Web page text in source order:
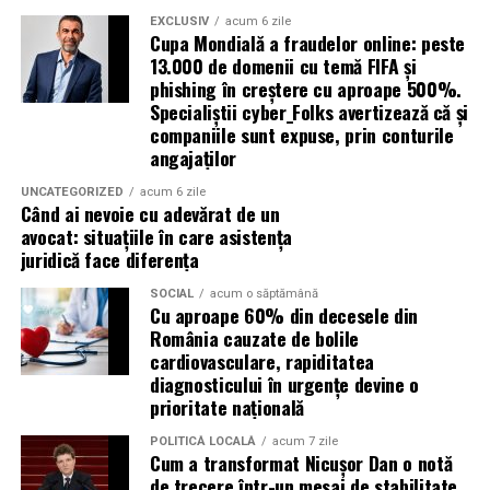
Avantaje:
compatibilitate cu DPF;
protecție pentru turbocompresor;
reducerea depunerilor;
stabilitate la temperaturi ridicate;
protecție împotriva uzurii.
Aceste caracteristici îl recomandă pentru utilizarea pe
numeroase motoare diesel Euro 5 și Euro 6.
Este potrivit pentru motoarele pe benzină?
Motoarele moderne pe benzină solicită intens uleiul, în
special cele echipate cu:
tradiționale.
Aceste toalete sunt echipate cu ventilație
corespunzătoare pentru a preveni mirosurile neplăcute
și pot include facilități suplimentare, cum ar fi iluminare
solară sau podele antiderapante. De asemenea, multe
facilități ecologice sunt echipate cu sisteme moderne de
curățare și întreținere, astfel încât igiena să fie mereu la
un nivel ridicat.
În plus, o toaletă ecologică este foarte ușor de
amplasat, ceea ce înseamnă că aceste toalete pot fi
plasate strategic în locații convenabile pentru
participanți, fără a afecta fluxul evenimentului.
Încurajarea comportamentului responsabil al
Un alt beneficiu important al închirierii categoriei de
EXCLUSIV acum 6 zile
Cupa Mondială a fraudelor online: peste
13.000 de domenii cu temă FIFA și
phishing în creștere cu aproape 500%.
Specialiștii cyber_Folks avertizează că și
companiile sunt expuse, prin conturile
angajaților
UNCATEGORIZED acum 6 zile
Când ai nevoie cu adevărat de un
avocat: situațiile în care asistența
juridică face diferența
SOCIAL acum o săptămână
Cu aproape 60% din decesele din
România cauzate de bolile
cardiovasculare, rapiditatea
diagnosticului în urgențe devine o
prioritate națională
POLITICĂ LOCALĂ acum 7 zile
Cum a transformat Nicușor Dan o notă